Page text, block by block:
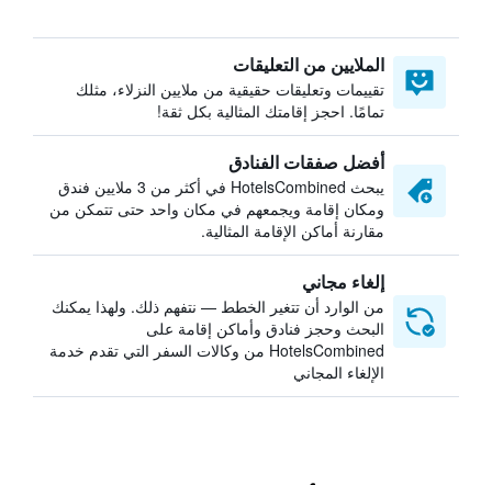
الملايين من التعليقات
تقييمات وتعليقات حقيقية من ملايين النزلاء، مثلك
تمامًا. احجز إقامتك المثالية بكل ثقة!
أفضل صفقات الفنادق
يبحث HotelsCombined في أكثر من 3 ملايين فندق
ومكان إقامة ويجمعهم في مكان واحد حتى تتمكن من
مقارنة أماكن الإقامة المثالية.
إلغاء مجاني
من الوارد أن تتغير الخطط — نتفهم ذلك. ولهذا يمكنك
البحث وحجز فنادق وأماكن إقامة على
HotelsCombined من وكالات السفر التي تقدم خدمة
الإلغاء المجاني